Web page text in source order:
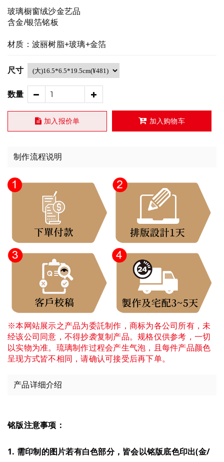
玻璃橱窗绒沙金艺品
含金/银箔铭板
材质：波丽树脂+玻璃+金箔
尺寸
数量
加入报价单 加入购物车
制作流程说明
※本网站展示之产品为委託制作，商标为各公司所有，未
经该公司同意，不得抄袭复制产品。规格仅供参考，一切
以实物为准。琉璃制作过程会产生气泡，且每件产品颜色
呈现方式皆不相同，请确认可接受后再下单。
产品详细介绍
铭版注意事项：
1. 需印制的图片若有白色部分，皆会以铭版底色印出(金/